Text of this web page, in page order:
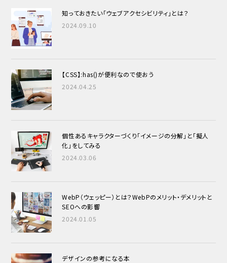
知っておきたい「ウェブアクセシビリティ」とは？
2024.09.10
【CSS】:has()が便利なので使おう
2024.04.25
個性あるキャラクターづくり「イメージの分解」と「擬人
化」をしてみる
2024.03.06
WebP（ウェッピー）とは？WebPのメリット・デメリットと
SEOへの影響
2024.01.05
デザインの参考になる本